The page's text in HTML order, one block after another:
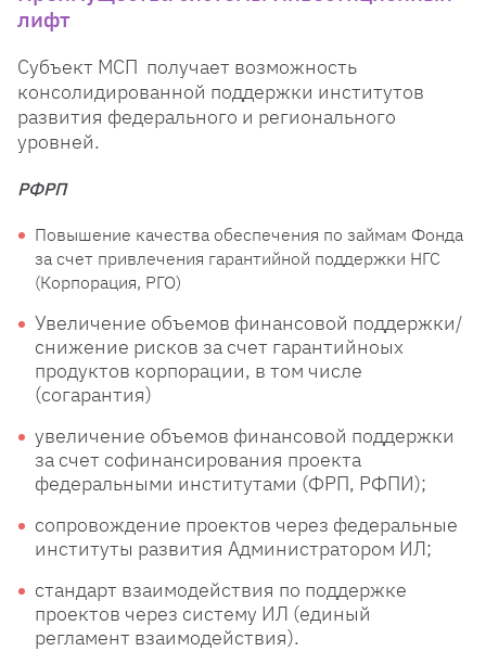
лифт
Субъект МСП получает возможность
консолидированной поддержки институтов
развития федерального и регионального
уровней.
РФРП
Повышение качества обеспечения по займам Фонда
за счет привлечения гарантийной поддержки НГС
(Корпорация, РГО)
Увеличение объемов финансовой поддержки/
снижение рисков за счет гарантийноых
продуктов корпорации, в том числе
(согарантия)
увеличение объемов финансовой поддержки
за счет софинансирования проекта
федеральными институтами (ФРП, РФПИ);
сопровождение проектов через федеральные
институты развития Администратором ИЛ;
стандарт взаимодействия по поддержке
проектов через систему ИЛ (единый
регламент взаимодействия).